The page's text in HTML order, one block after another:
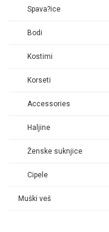
Spava?ice
Bodi
Kostimi
Korseti
Accessories
Haljine
Ženske suknjice
Cipele
Muški veš